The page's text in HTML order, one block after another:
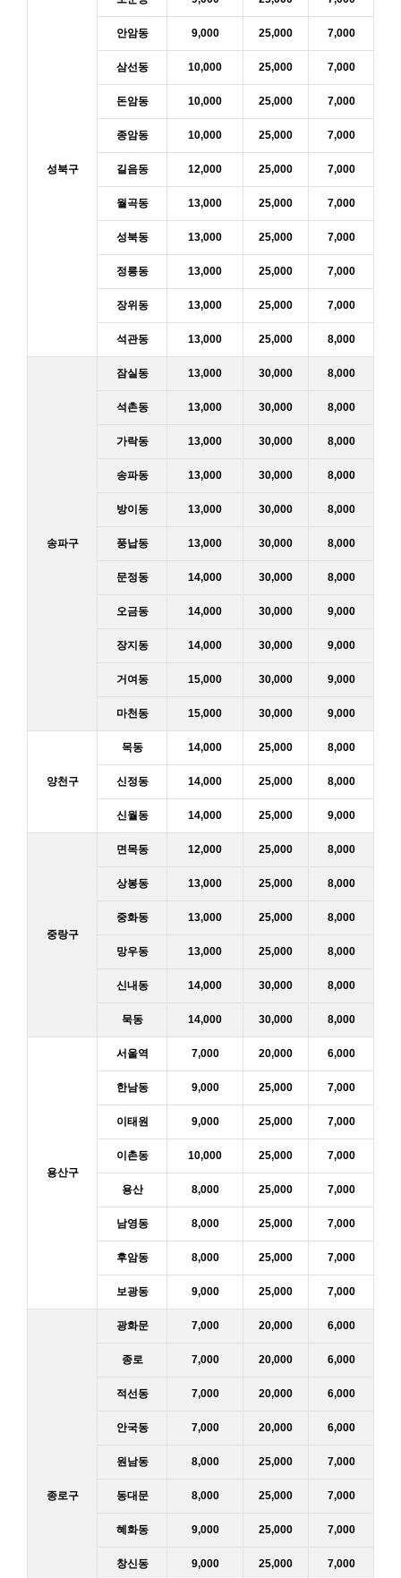
성북구
안암동 9,000 25,000 7,000
삼선동 10,000 25,000 7,000
돈암동 10,000 25,000 7,000
종암동 10,000 25,000 7,000
길음동 12,000 25,000 7,000
월곡동 13,000 25,000 7,000
성북동 13,000 25,000 7,000
정릉동 13,000 25,000 7,000
장위동 13,000 25,000 7,000
석관동 13,000 25,000 8,000
송파구
잠실동 13,000 30,000 8,000
석촌동 13,000 30,000 8,000
가락동 13,000 30,000 8,000
송파동 13,000 30,000 8,000
방이동 13,000 30,000 8,000
풍납동 13,000 30,000 8,000
문정동 14,000 30,000 8,000
오금동 14,000 30,000 9,000
장지동 14,000 30,000 9,000
거여동 15,000 30,000 9,000
마천동 15,000 30,000 9,000
양천구
목동 14,000 25,000 8,000
신정동 14,000 25,000 8,000
신월동 14,000 25,000 9,000
중랑구
면목동 12,000 25,000 8,000
상봉동 13,000 25,000 8,000
중화동 13,000 25,000 8,000
망우동 13,000 25,000 8,000
신내동 14,000 30,000 8,000
묵동 14,000 30,000 8,000
용산구
서울역 7,000 20,000 6,000
한남동 9,000 25,000 7,000
이태원 9,000 25,000 7,000
이촌동 10,000 25,000 7,000
용산 8,000 25,000 7,000
남영동 8,000 25,000 7,000
후암동 8,000 25,000 7,000
보광동 9,000 25,000 7,000
종로구
광화문 7,000 20,000 6,000
종로 7,000 20,000 6,000
적선동 7,000 20,000 6,000
안국동 7,000 20,000 6,000
원남동 8,000 25,000 7,000
동대문 8,000 25,000 7,000
혜화동 9,000 25,000 7,000
창신동 9,000 25,000 7,000